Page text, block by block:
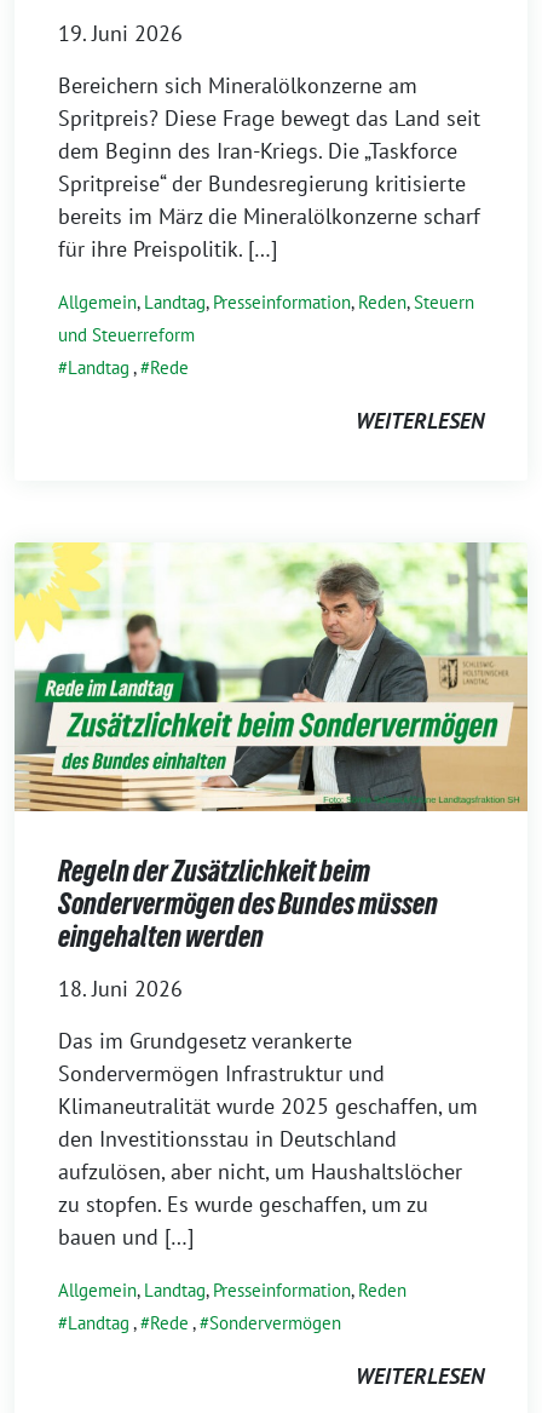
19. Juni 2026
Bereichern sich Mineralölkonzerne am
Spritpreis? Diese Frage bewegt das Land seit
dem Beginn des Iran-Kriegs. Die „Taskforce
Spritpreise“ der Bundesregierung kritisierte
bereits im März die Mineralölkonzerne scharf
für ihre Preispolitik. […]
Allgemein, Landtag, Presseinformation, Reden,Steuern
und Steuerreform
Landtag , Rede
WEITERLESEN
Regeln der Zusätzlichkeit beim
Sondervermögen des Bundes müssen
eingehalten werden
18. Juni 2026
Das im Grundgesetz verankerte
Sondervermögen Infrastruktur und
Klimaneutralität wurde 2025 geschaffen, um
den Investitionsstau in Deutschland
aufzulösen, aber nicht, um Haushaltslöcher
zu stopfen. Es wurde geschaffen, um zu
bauen und […]
Allgemein, Landtag, Presseinformation, Reden
Landtag , Rede , Sondervermögen
WEITERLESEN